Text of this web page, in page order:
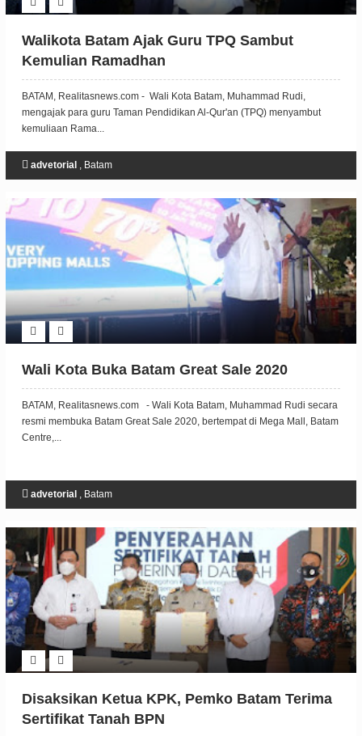
Walikota Batam Ajak Guru TPQ Sambut
Kemulian Ramadhan
BATAM, Realitasnews.com - Wali Kota Batam, Muhammad Rudi,
mengajak para guru Taman Pendidikan Al-Qur'an (TPQ) menyambut
kemuliaan Rama...
advetorial, Batam
Wali Kota Buka Batam Great Sale 2020
BATAM, Realitasnews.com - Wali Kota Batam, Muhammad Rudi secara
resmi membuka Batam Great Sale 2020, bertempat di Mega Mall, Batam
Centre,...
advetorial, Batam
Disaksikan Ketua KPK, Pemko Batam Terima
Sertifikat Tanah BPN